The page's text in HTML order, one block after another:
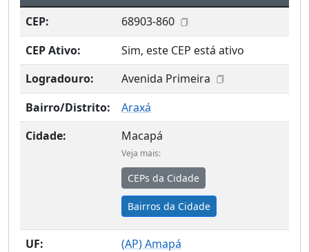
CEP:
68903-860
CEP Ativo:
Sim, este CEP está ativo
Logradouro:
Avenida Primeira
Bairro/Distrito:
Araxá
Cidade:
Macapá
Veja mais:
CEPs da Cidade
Bairros da Cidade
UF: (AP) Amapá